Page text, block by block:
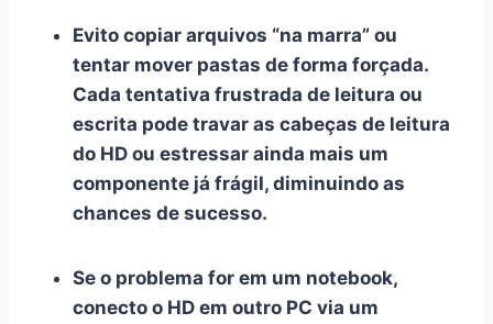
Evito copiar arquivos “na marra” ou
tentar mover pastas de forma forçada.
Cada tentativa frustrada de leitura ou
escrita pode travar as cabeças de leitura
do HD ou estressar ainda mais um
componente já frágil, diminuindo as
chances de sucesso.
Se o problema for em um notebook,
conecto o HD em outro PC via um